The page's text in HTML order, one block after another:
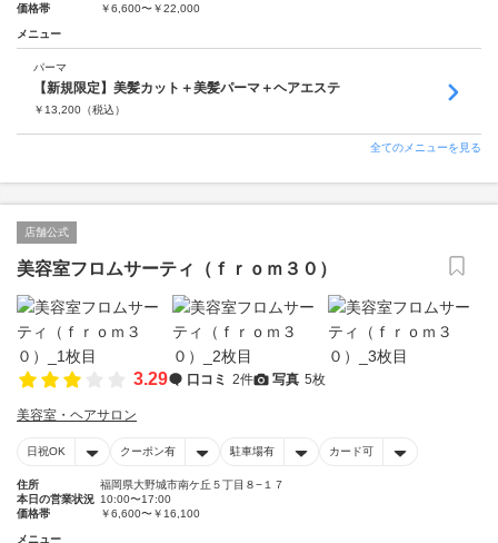
価格帯
￥6,600〜￥22,000
メニュー
パーマ
【新規限定】美髪カット＋美髪パーマ＋ヘアエステ
￥ 13,200 （税込）
全てのメニューを見る
店舗公式
美容室フロムサーティ（ｆｒｏｍ３０）
3.29 口コミ 2件 写真 5枚
美容室・ヘアサロン
日祝OK クーポン有 駐車場有 カード可
住所
福岡県大野城市南ケ丘５丁目８−１７
本日の営業状況 10:00〜17:00
価格帯
￥6,600〜￥16,100
メニュー